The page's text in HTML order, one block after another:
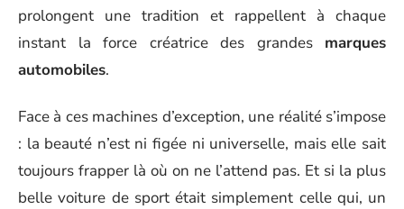
prolongent une tradition et rappellent à chaque
instant la force créatrice des grandes marques
automobiles.
Face à ces machines d’exception, une réalité s’impose
: la beauté n’est ni figée ni universelle, mais elle sait
toujours frapper là où on ne l’attend pas. Et si la plus
belle voiture de sport était simplement celle qui, un